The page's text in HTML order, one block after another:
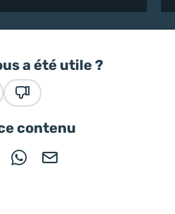
a été utile ?
contenu
Facebook (nouvelle fenêtre)
sur X / Twitter (nouvelle
Partager sur WhatsApp
Partager par mail